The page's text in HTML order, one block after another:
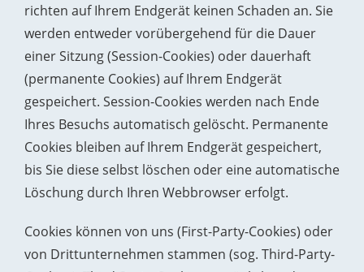
richten auf Ihrem Endgerät keinen Schaden an. Sie
werden entweder vorübergehend für die Dauer
einer Sitzung (Session-Cookies) oder dauerhaft
(permanente Cookies) auf Ihrem Endgerät
gespeichert. Session-Cookies werden nach Ende
Ihres Besuchs automatisch gelöscht. Permanente
Cookies bleiben auf Ihrem Endgerät gespeichert,
bis Sie diese selbst löschen oder eine automatische
Löschung durch Ihren Webbrowser erfolgt.
Cookies können von uns (First-Party-Cookies) oder
von Drittunternehmen stammen (sog. Third-Party-